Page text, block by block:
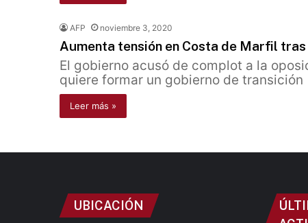
AFP noviembre 3, 2020
Aumenta tensión en Costa de Marfil
El gobierno acusó de complot a la
quiere formar un gobierno de transición
Leer más »
UBICACIÓN